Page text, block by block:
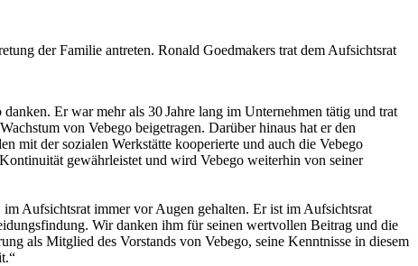
der Familie antreten. Ronald Goedmakers trat dem Aufsichtsrat
Er war mehr als 30 Jahre lang im Unternehmen tätig und trat
von Vebego beigetragen. Darüber hinaus hat er den
mit der sozialen Werkstätte kooperierte und auch die Vebego
gewährleistet und wird Vebego weiterhin von seiner
Aufsichtsrat immer vor Augen gehalten. Er ist im Aufsichtsrat
Wir danken ihm für seinen wertvollen Beitrag und die
als Mitglied des Vorstands von Vebego, seine Kenntnisse in diesem